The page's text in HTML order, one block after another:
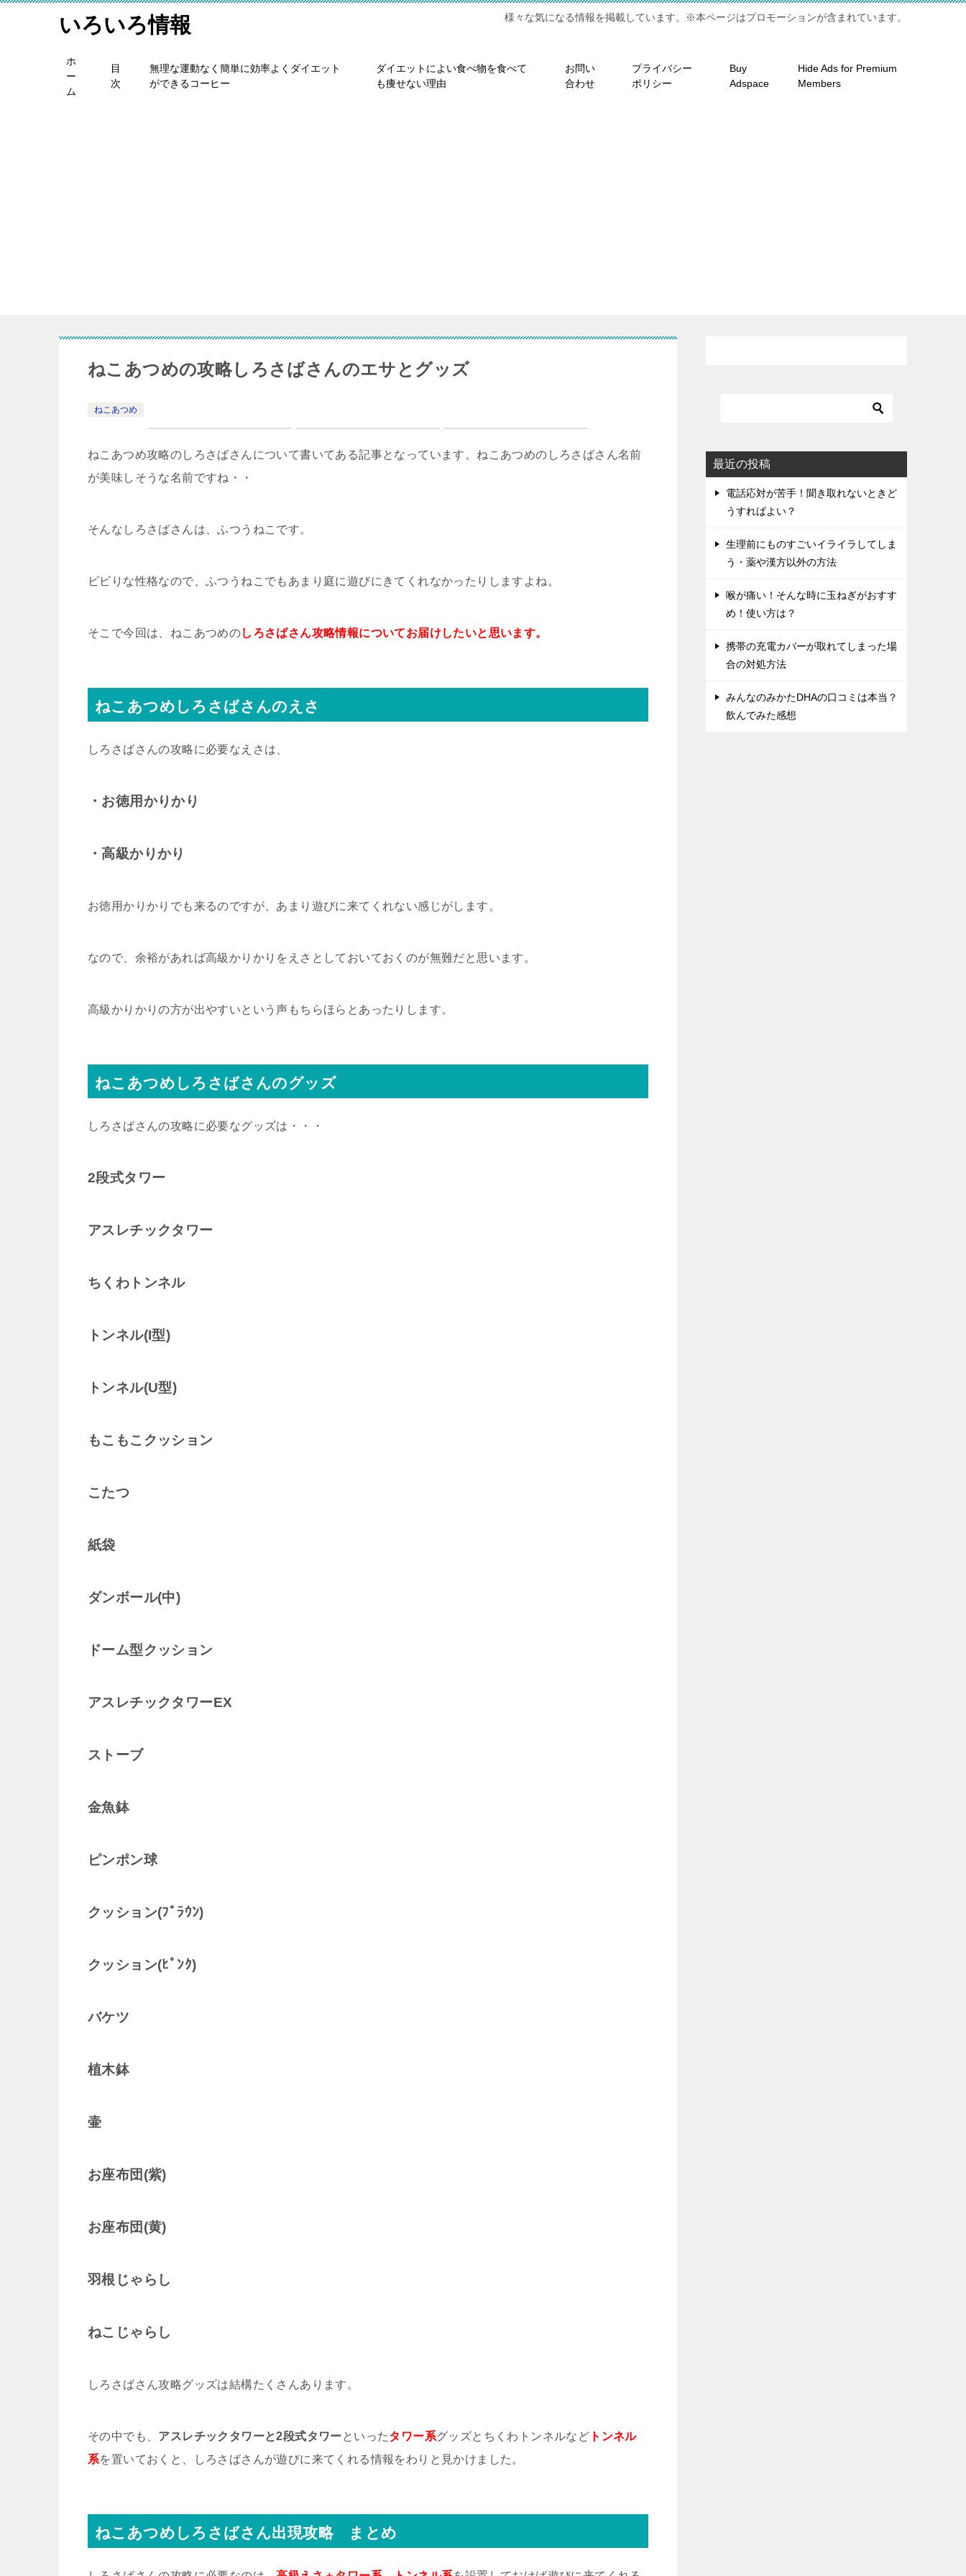
いろいろ情報 様々な気になる情報を掲載しています。※本ページはプロモーションが含まれています。
ホ
ー
ム
目
次
無理な運動なく簡単に効率よくダイエット
ができるコーヒー
ダイエットによい食べ物を食べて
も痩せない理由
お問い
合わせ
プライバシー
ポリシー
Buy
Adspace
Hide Ads for Premium
Members
ねこあつめの攻略しろさばさんのエサとグッズ
ねこあつめ
ねこあつめ攻略のしろさばさんについて書いてある記事となっています。ねこあつめのしろさばさん名前
が美味しそうな名前ですね・・
そんなしろさばさんは、ふつうねこです。
ビビりな性格なので、ふつうねこでもあまり庭に遊びにきてくれなかったりしますよね。
そこで今回は、ねこあつめのしろさばさん攻略情報についてお届けしたいと思います。
ねこあつめしろさばさんのえさ
しろさばさんの攻略に必要なえさは、
・お徳用かりかり
・高級かりかり
お徳用かりかりでも来るのですが、あまり遊びに来てくれない感じがします。
なので、余裕があれば高級かりかりをえさとしておいておくのが無難だと思います。
高級かりかりの方が出やすいという声もちらほらとあったりします。
ねこあつめしろさばさんのグッズ
しろさばさんの攻略に必要なグッズは・・・
2段式タワー
アスレチックタワー
ちくわトンネル
トンネル(I型)
トンネル(U型)
もこもこクッション
こたつ
紙袋
ダンボール(中)
ドーム型クッション
アスレチックタワーEX
ストーブ
金魚鉢
ピンポン球
クッション(ﾌﾞﾗｳﾝ)
クッション(ﾋﾟﾝｸ)
バケツ
植木鉢
壷
お座布団(紫)
お座布団(黄)
羽根じゃらし
ねこじゃらし
しろさばさん攻略グッズは結構たくさんあります。
その中でも、 アスレチックタワーと2段式タワーといったタワー系グッズとちくわトンネルなど トンネル
系を置いておくと、しろさばさんが遊びに来てくれる情報をわりと見かけました。
ねこあつめしろさばさん出現攻略 まとめ
最近の投稿
電話応対が苦手！聞き取れないときど
うすればよい？
生理前にものすごいイライラしてしま
う・薬や漢方以外の方法
喉が痛い！そんな時に玉ねぎがおすす
め！使い方は？
携帯の充電カバーが取れてしまった場
合の対処方法
みんなのみかたDHAの口コミは本当？
飲んでみた感想